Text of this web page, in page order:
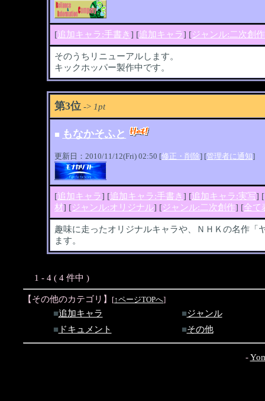
[追加キャラ:手書き] [追加キャラ] [ジャンル:二次創作
そのうちリニューアルします。
キックホッパー製作中です。
第3位 -> 1pt
■ もなかそふと
更新日：2010/11/12(Fri) 02:50 [修正・削除] [管理者に通知]
[追加キャラ] [追加キャラ:手書き] [追加キャラ:実写] [
材] [ジャンル:オリジナル] [ジャンル:二次創作] [全て
趣味に走ったオリジナルキャラや、ＮＨＫの名作「
ます。
1 - 4 ( 4 件中 )
【その他のカテゴリ】 [↑ページTOPへ]
■追加キャラ ■ジャンル
■ ドキュメント ■その他
-